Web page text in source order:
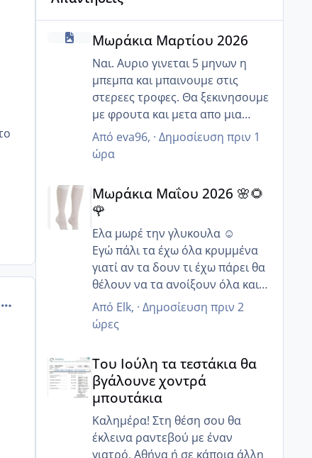
comment_989933
Μωράκια Μαρτίου 2026
Μωράκια Μαρτίου 2026
Ναι. Αυριο γινεται 5 μηνων η
μπεμπα και μπαινουμε στις
στερεες τροφες. Θα ξεκινησουμε
με φρουτα και μετα απο μια
εβδομαδα θα βαλουμε τα
λαχανικα και το κρεας.
Από eva96, · Δημοσίευση πριν 1
ώρα
Μωράκια Μαΐου 2026 🌸🌻🌹
Μωράκια Μαΐου 2026 🌸🌻
🌹
Ελα μωρέ την γλυκουλα ☺️
Εγώ πάλι τα έχω όλα κρυμμένα
γιατί αν τα δουν τι έχω πάρει θα
θέλουν να τα ανοίξουν όλα και
δεν θα μείνει τίποτα όρθιο 😂
Ωω θα πάτε να γιορτάσεις και τα
γενέθλια σου τι ωραία μια χαρά
μου να περάσετε καλά !!!
Από Elk, · Δημοσίευση πριν 2
ώρες
Του Ιούλη τα τεστάκια θα
βγάλουνε χοντρά
μπουτάκια
Καλημέρα! Στη θέση σου θα
έκλεινα ραντεβού με έναν
γιατρό, Αθήνα ή σε κάποια άλλη